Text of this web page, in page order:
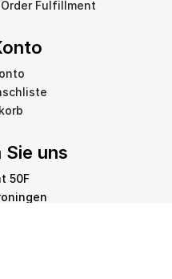
Fulfillment
Sie uns
50F